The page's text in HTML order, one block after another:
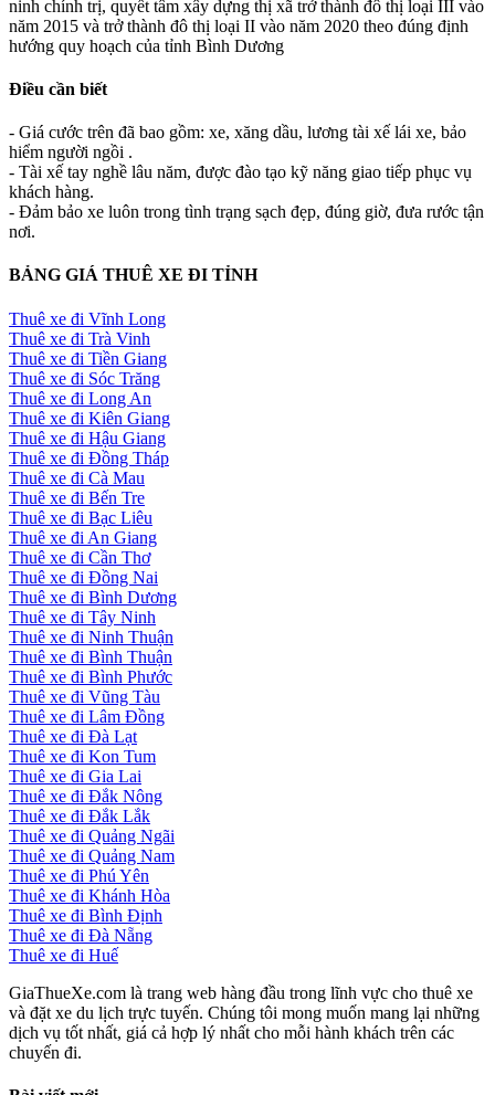
ninh chính trị, quyết tâm xây dựng thị xã trở thành đô thị loại III vào
năm 2015 và trở thành đô thị loại II vào năm 2020 theo đúng định
hướng quy hoạch của tỉnh Bình Dương
Điều cần biết
- Giá cước trên đã bao gồm: xe, xăng dầu, lương tài xế lái xe, bảo
hiểm người ngồi .
- Tài xế tay nghề lâu năm, được đào tạo kỹ năng giao tiếp phục vụ
khách hàng.
- Đảm bảo xe luôn trong tình trạng sạch đẹp, đúng giờ, đưa rước tận
nơi.
BẢNG GIÁ THUÊ XE ĐI TỈNH
Thuê xe đi Vĩnh Long
Thuê xe đi Trà Vinh
Thuê xe đi Tiền Giang
Thuê xe đi Sóc Trăng
Thuê xe đi Long An
Thuê xe đi Kiên Giang
Thuê xe đi Hậu Giang
Thuê xe đi Đồng Tháp
Thuê xe đi Cà Mau
Thuê xe đi Bến Tre
Thuê xe đi Bạc Liêu
Thuê xe đi An Giang
Thuê xe đi Cần Thơ
Thuê xe đi Đồng Nai
Thuê xe đi Bình Dương
Thuê xe đi Tây Ninh
Thuê xe đi Ninh Thuận
Thuê xe đi Bình Thuận
Thuê xe đi Bình Phước
Thuê xe đi Vũng Tàu
Thuê xe đi Lâm Đồng
Thuê xe đi Đà Lạt
Thuê xe đi Kon Tum
Thuê xe đi Gia Lai
Thuê xe đi Đắk Nông
Thuê xe đi Đắk Lắk
Thuê xe đi Quảng Ngãi
Thuê xe đi Quảng Nam
Thuê xe đi Phú Yên
Thuê xe đi Khánh Hòa
Thuê xe đi Bình Định
Thuê xe đi Đà Nẵng
Thuê xe đi Huế
GiaThueXe.com là trang web hàng đầu trong lĩnh vực cho thuê xe
và đặt xe du lịch trực tuyến. Chúng tôi mong muốn mang lại những
dịch vụ tốt nhất, giá cả hợp lý nhất cho mỗi hành khách trên các
chuyến đi.